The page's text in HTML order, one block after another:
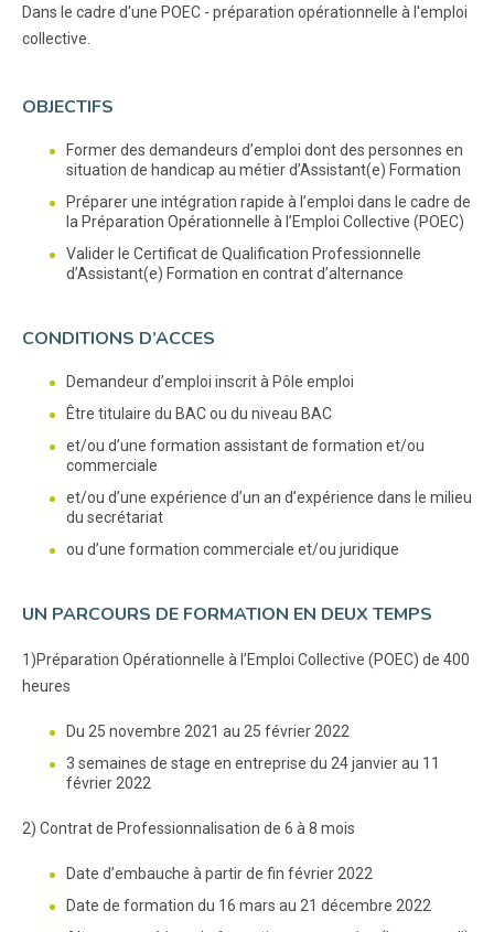
Dans le cadre d'une POEC - préparation opérationnelle à l'emploi
collective.
OBJECTIFS
Former des demandeurs d’emploi dont des personnes en
situation de handicap au métier d’Assistant(e) Formation
Préparer une intégration rapide à l’emploi dans le cadre de
la Préparation Opérationnelle à l’Emploi Collective (POEC)
Valider le Certificat de Qualification Professionnelle
d’Assistant(e) Formation en contrat d’alternance
CONDITIONS D’ACCES
Demandeur d’emploi inscrit à Pôle emploi
Être titulaire du BAC ou du niveau BAC
et/ou d’une formation assistant de formation et/ou
commerciale
et/ou d’une expérience d’un an d’expérience dans le milieu
du secrétariat
ou d’une formation commerciale et/ou juridique
UN PARCOURS DE FORMATION EN DEUX TEMPS
1)Préparation Opérationnelle à l’Emploi Collective (POEC) de 400
heures
Du 25 novembre 2021 au 25 février 2022
3 semaines de stage en entreprise du 24 janvier au 11
février 2022
2) Contrat de Professionnalisation de 6 à 8 mois
Date d’embauche à partir de fin février 2022
Date de formation du 16 mars au 21 décembre 2022